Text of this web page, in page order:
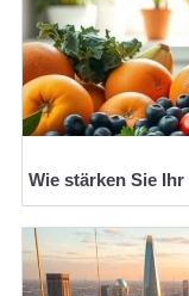
Wie stärken Sie